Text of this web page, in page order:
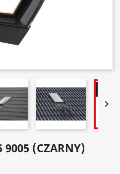

9005 (CZARNY)